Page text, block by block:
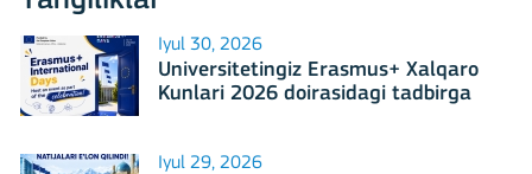
Iyul 30, 2026
Universitetingiz Erasmus+ Xalqaro
Kunlari 2026 doirasidagi tadbirga
Iyul 29, 2026